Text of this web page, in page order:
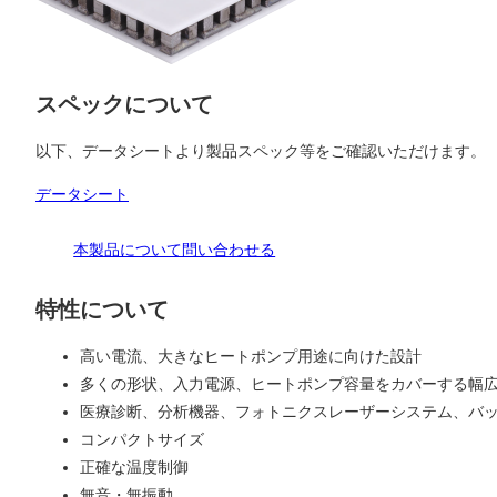
スペックについて
以下、データシートより製品スペック等をご確認いただけます。
データシート
本製品について問い合わせる
特性について
高い電流、大きなヒートポンプ用途に向けた設計
多くの形状、入力電源、ヒートポンプ容量をカバーする幅
医療診断、分析機器、フォトニクスレーザーシステム、バ
コンパクトサイズ
正確な温度制御